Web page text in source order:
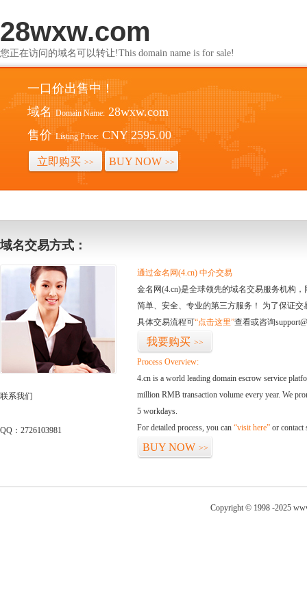
28wxw.com
您正在访问的域名可以转让!This domain name is for sale!
一口价出售中！
域名 Domain Name: 28wxw.com
售价 Listing Price: CNY 2595.00
立即购买 >> BUY NOW >>
域名交易方式：
联系我们
QQ：2726103981
通过金名网(4.cn) 中介交易
金名网(4.cn)是全球领先的域名交易服务机构
简单、安全、专业的第三方服务！ 为了保证
具体交易流程可“点击这里”查看或咨询
我要购买 >>
Process Overview:
4.cn is a world leading domain escrow service
million RMB transaction volume every year. We
5 workdays.
For detailed process, you can “visit here” or contact
BUY NOW >>
Copyright © 1998 -2025